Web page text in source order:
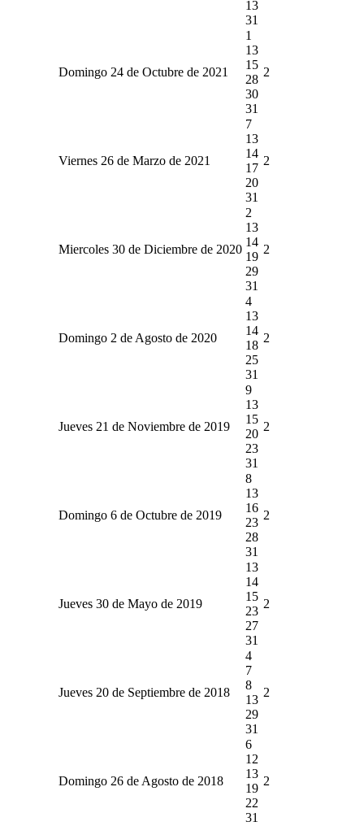
13
31
Domingo 24 de Octubre de 2021
1
13
15
28
30
31
2
Viernes 26 de Marzo de 2021
7
13
14
17
20
31
2
Miercoles 30 de Diciembre de 2020
2
13
14
19
29
31
2
Domingo 2 de Agosto de 2020
4
13
14
18
25
31
2
Jueves 21 de Noviembre de 2019
9
13
15
20
23
31
2
Domingo 6 de Octubre de 2019
8
13
16
23
28
31
2
Jueves 30 de Mayo de 2019
13
14
15
23
27
31
2
Jueves 20 de Septiembre de 2018
4
7
8
13
29
31
2
Domingo 26 de Agosto de 2018
6
12
13
19
22
31
2